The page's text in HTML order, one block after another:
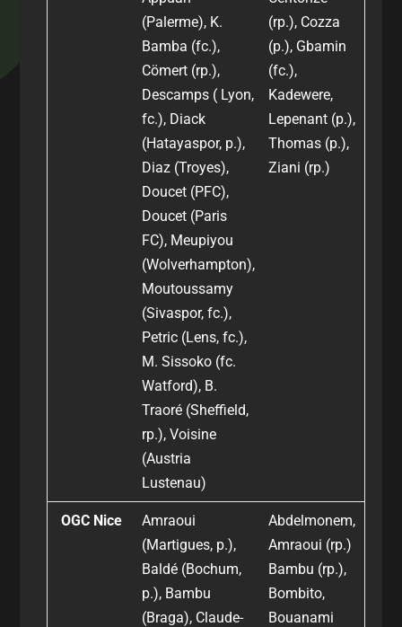
(Palerme), K.
Bamba (fc.),
Cömert (rp.),
Descamps ( Lyon,
fc.), Diack
(Hatayaspor, p.),
Diaz (Troyes),
Doucet (PFC),
Doucet (Paris
FC), Meupiyou
(Wolverhampton),
Moutoussamy
(Sivaspor, fc.),
Petric (Lens, fc.),
M. Sissoko (fc.
Watford), B.
Traoré (Sheffield,
rp.), Voisine
(Austria
Lustenau)
(rp.), Cozza
(p.), Gbamin
(fc.),
Kadewere,
Lepenant (p.),
Thomas (p.),
Ziani (rp.)
OGC Nice
Amraoui
(Martigues, p.),
Baldé (Bochum,
p.), Bambu
(Braga), Claude-
Abdelmonem,
Amraoui (rp.)
Bambu (rp.),
Bombito,
Bouanami